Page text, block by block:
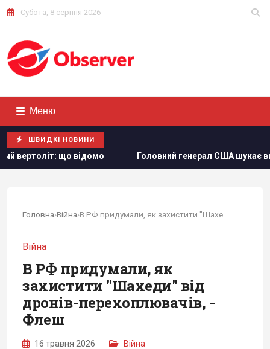
Субота, 8 серпня 2026
Меню
ШВИДКІ НОВИНИ
Головний генерал США шукає вихід з війни в
Головна›Війна›
Війна
В РФ придумали, як
захистити "Шахеди" від
дронів-перехоплювачів, -
Флеш
16 травня 2026 Війна